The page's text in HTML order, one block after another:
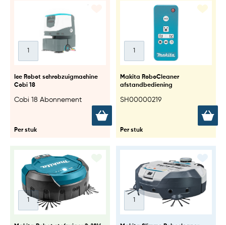
Ice Robot schrobzuigmachine
Cobi 18
Cobi 18 Abonnement
Per stuk
Makita RoboCleaner
afstandbediening
SH00000219
Per stuk